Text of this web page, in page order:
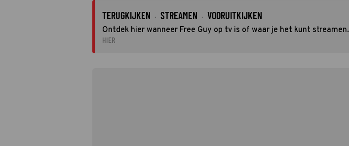
TERUGKIJKEN · STREAMEN · VOORUITKIJKEN
Ontdek hier wanneer Free Guy op tv is of waar je het kunt streamen.
HIER